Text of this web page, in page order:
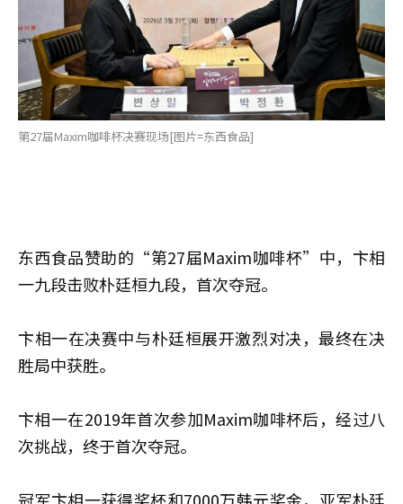
第27届Maxim咖啡杯决赛现场[图片=东西食品]
东西食品赞助的“第27届Maxim咖啡杯”中，卞相
一九段击败朴廷桓九段，首次夺冠。
卞相一在决赛中与朴廷桓展开激烈对决，最终在决
胜局中获胜。
卞相一在2019年首次参加Maxim咖啡杯后，经过八
次挑战，终于首次夺冠。
冠军卞相一获得奖杯和7000万韩元奖金，亚军朴廷